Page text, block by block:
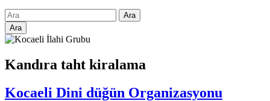
Ara
Kandıra taht kiralama
Kocaeli Dini düğün Organizasyonu